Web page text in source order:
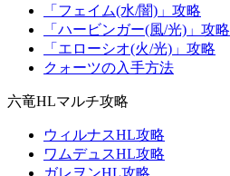
「フェイム(水/闇)」攻略
「ハービンガー(風/光)」攻略
「エローシオ(火/光)」攻略
クォーツの入手方法
六竜HLマルチ攻略
ウィルナスHL攻略
ワムデュスHL攻略
ガレヲンHL攻略